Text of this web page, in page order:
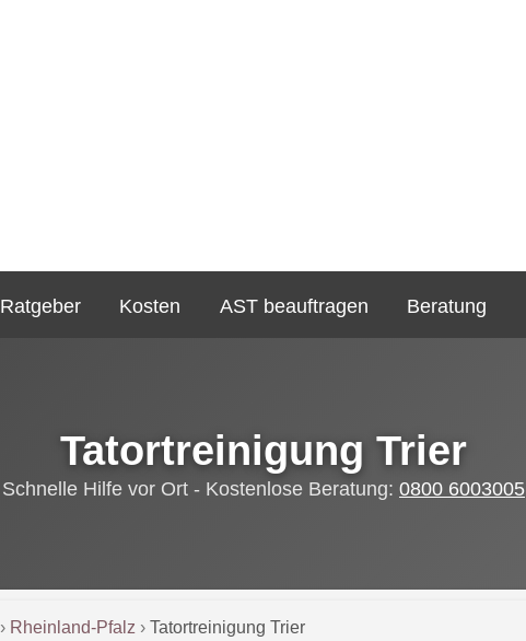
Ratgeber Kosten AST beauftragen Beratung
Tatortreinigung Trier
Schnelle Hilfe vor Ort - Kostenlose Beratung: 0800 6003005
› Rheinland-Pfalz › Tatortreinigung Trier